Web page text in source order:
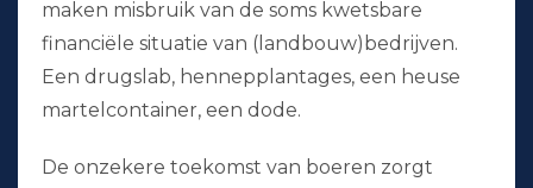
maken misbruik van de soms kwetsbare
financiële situatie van (landbouw)bedrijven.
Een drugslab, hennepplantages, een heuse
martelcontainer, een dode.
De onzekere toekomst van boeren zorgt